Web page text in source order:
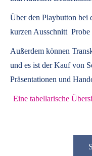
Über den Playbutton bei
kurzen Ausschnitt Probe
Außerdem können
und es ist der Kauf von
Präsentationen und
Eine tabellarische